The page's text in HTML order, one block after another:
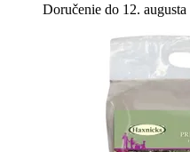
Doručenie do 12. augusta